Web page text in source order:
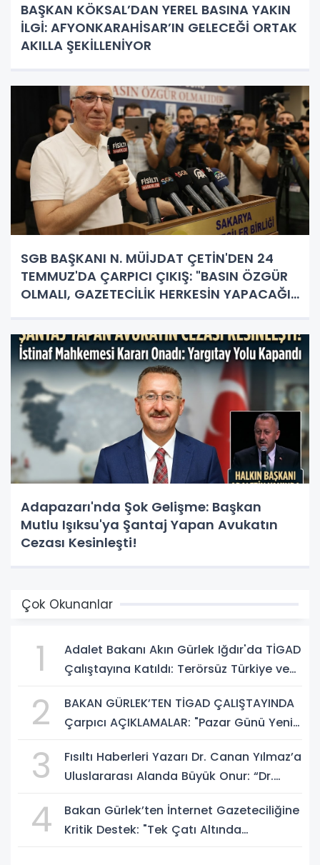
BAŞKAN KÖKSAL’DAN YEREL BASINA YAKIN
İLGİ: AFYONKARAHİSAR’IN GELECEĞİ ORTAK
AKILLA ŞEKİLLENİYOR
SGB BAŞKANI N. MÜİJDAT ÇETİN'DEN 24
TEMMUZ'DA ÇARPICI ÇIKIŞ: "BASIN ÖZGÜR
OLMALI, GAZETECİLİK HERKESİN YAPACAĞI
Adapazarı'nda Şok Gelişme: Başkan
Mutlu Işıksu'ya Şantaj Yapan Avukatın
Cezası Kesinleşti!
Çok Okunanlar
1
Adalet Bakanı Akın Gürlek Iğdır'da TİGAD
Çalıştayına Katıldı: Terörsüz Türkiye ve
2
BAKAN GÜRLEK’TEN TİGAD ÇALIŞTAYINDA
Çarpıcı AÇIKLAMALAR: "Pazar Günü Yeni
3
Fısıltı Haberleri Yazarı Dr. Canan Yılmaz’a
Uluslararası Alanda Büyük Onur: “Dr.
4
Bakan Gürlek’ten İnternet Gazeteciliğine
Kritik Destek: "Tek Çatı Altında